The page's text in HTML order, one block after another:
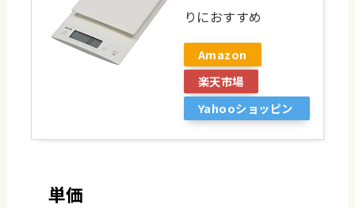
りにおすすめ
Amazon
楽天市場
Yahooショッピン
単価